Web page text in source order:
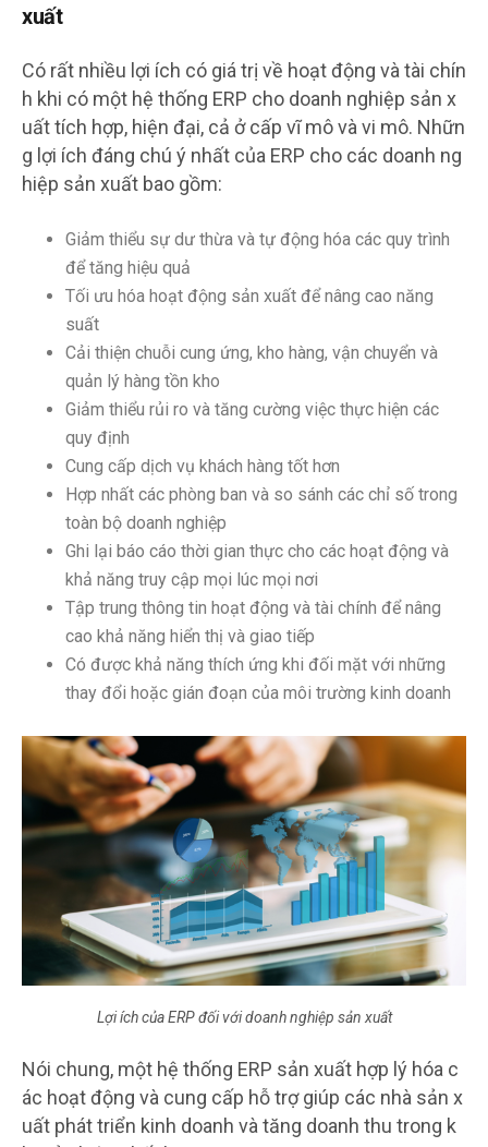
xuất
Có rất nhiều lợi ích có giá trị về hoạt động và tài chín
h khi có một hệ thống ERP cho doanh nghiệp sản x
uất tích hợp, hiện đại, cả ở cấp vĩ mô và vi mô. Nhữn
g lợi ích đáng chú ý nhất của ERP cho các doanh ng
hiệp sản xuất bao gồm:
Giảm thiểu sự dư thừa và tự động hóa các quy trình
để tăng hiệu quả
Tối ưu hóa hoạt động sản xuất để nâng cao năng
suất
Cải thiện chuỗi cung ứng, kho hàng, vận chuyển và
quản lý hàng tồn kho
Giảm thiểu rủi ro và tăng cường việc thực hiện các
quy định
Cung cấp dịch vụ khách hàng tốt hơn
Hợp nhất các phòng ban và so sánh các chỉ số trong
toàn bộ doanh nghiệp
Ghi lại báo cáo thời gian thực cho các hoạt động và
khả năng truy cập mọi lúc mọi nơi
Tập trung thông tin hoạt động và tài chính để nâng
cao khả năng hiển thị và giao tiếp
Có được khả năng thích ứng khi đối mặt với những
thay đổi hoặc gián đoạn của môi trường kinh doanh
Lợi ích của ERP đối với doanh nghiệp sản xuất
Nói chung, một hệ thống ERP sản xuất hợp lý hóa c
ác hoạt động và cung cấp hỗ trợ giúp các nhà sản x
uất phát triển kinh doanh và tăng doanh thu trong k